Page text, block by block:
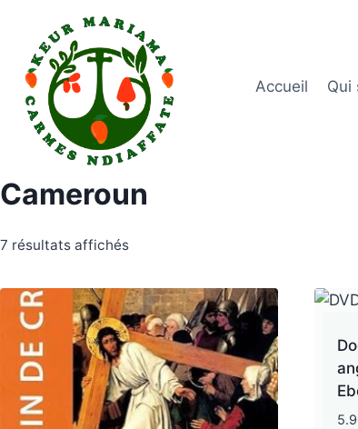
contenu
Accueil
Qui
Cameroun
7 résultats affichésTrié
plus
récent
au
plus
ancien